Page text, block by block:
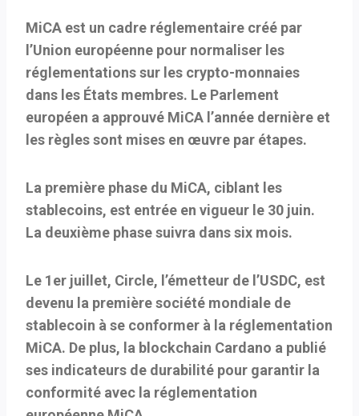
MiCA est un cadre réglementaire créé par
l’Union européenne pour normaliser les
réglementations sur les crypto-monnaies
dans les États membres. Le Parlement
européen a approuvé MiCA l’année dernière et
les règles sont mises en œuvre par étapes.
La première phase du MiCA, ciblant les
stablecoins, est entrée en vigueur le 30 juin.
La deuxième phase suivra dans six mois.
Le 1er juillet, Circle, l’émetteur de l’USDC, est
devenu la première société mondiale de
stablecoin à se conformer à la réglementation
MiCA. De plus, la blockchain Cardano a publié
ses indicateurs de durabilité pour garantir la
conformité avec la réglementation